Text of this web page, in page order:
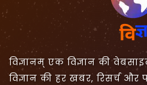
विज्ञानम् एक विज्ञान की
विज्ञान की हर खबर, रिसर्च